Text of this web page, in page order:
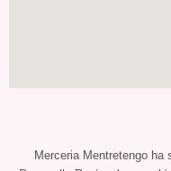
Merceria Mentretengo ha